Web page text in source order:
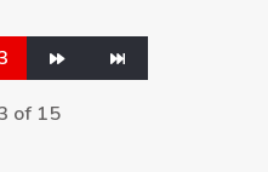
of 15